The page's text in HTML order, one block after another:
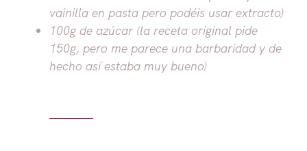
vainilla en pasta pero podéis usar extracto)
100g de azúcar (la receta original pide
150g, pero me parece una barbaridad y de
hecho así estaba muy bueno)